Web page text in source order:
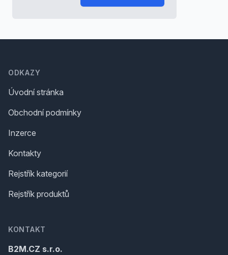
ODKAZY
Úvodní stránka
Obchodní podmínky
Inzerce
Kontakty
Rejstřík kategorií
Rejstřík produktů
KONTAKT
B2M.CZ s.r.o.